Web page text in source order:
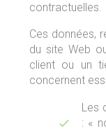
contractuelles.
Ces données,
du site Web
client ou un
concernent
Les
: «